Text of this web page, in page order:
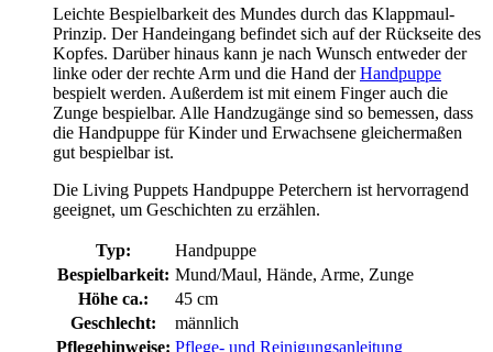
Leichte Bespielbarkeit des Mundes durch das Klappmaul-
Prinzip. Der Handeingang befindet sich auf der Rückseite des
Kopfes. Darüber hinaus kann je nach Wunsch entweder der
linke oder der rechte Arm und die Hand derHandpuppe
bespielt werden. Außerdem ist mit einem Finger auch die
Zunge bespielbar. Alle Handzugänge sind so bemessen, dass
die Handpuppe für Kinder und Erwachsene gleichermaßen
gut bespielbar ist.
Die Living Puppets Handpuppe Peterchern ist hervorragend
geeignet, um Geschichten zu erzählen.
Typ:
Handpuppe
Bespielbarkeit: Mund/Maul, Hände, Arme, Zunge
Höhe ca.:
45 cm
Geschlecht:
männlich
Pflegehinweise: Pflege- und Reinigungsanleitung